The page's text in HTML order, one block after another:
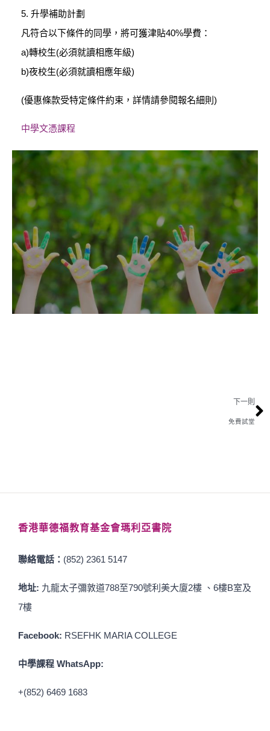
5. 升學補助計劃
凡符合以下條件的同學，將可獲津貼40%學費：
a)轉校生(必須就讀相應年級)
b)夜校生(必須就讀相應年級)
(優惠條款受特定條件約束，詳情請參閱報名細則)
中學文憑課程
下一則
免費試堂
香港華德福教育基金會瑪利亞書院
聯絡電話： (852) 2361 5147
地址: 九龍太子彌敦道788至790號利美大廈2樓 、6樓B室及
7樓
Facebook: RSEFHK MARIA COLLEGE
中學課程 WhatsApp:
+(852) 6469 1683